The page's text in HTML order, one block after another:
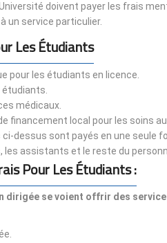
doivent payer les frais
un service particulier.
Les Étudiants
pour les étudiants en licence.
étudiants.
médicaux.
financement local pour les soins
dessus sont payés en une seule
les assistants et le reste du
Pour Les Étudiants :
dirigée se voient offrir des